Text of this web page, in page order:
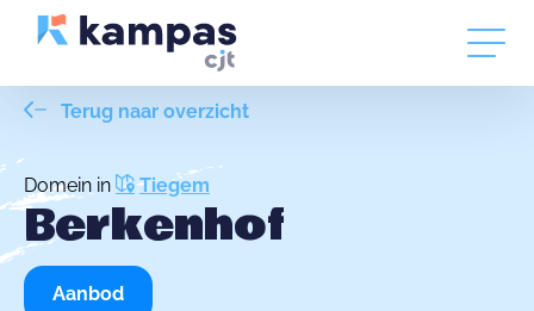
Terug naar overzicht
Domein in Tiegem
Berkenhof
Aanbod